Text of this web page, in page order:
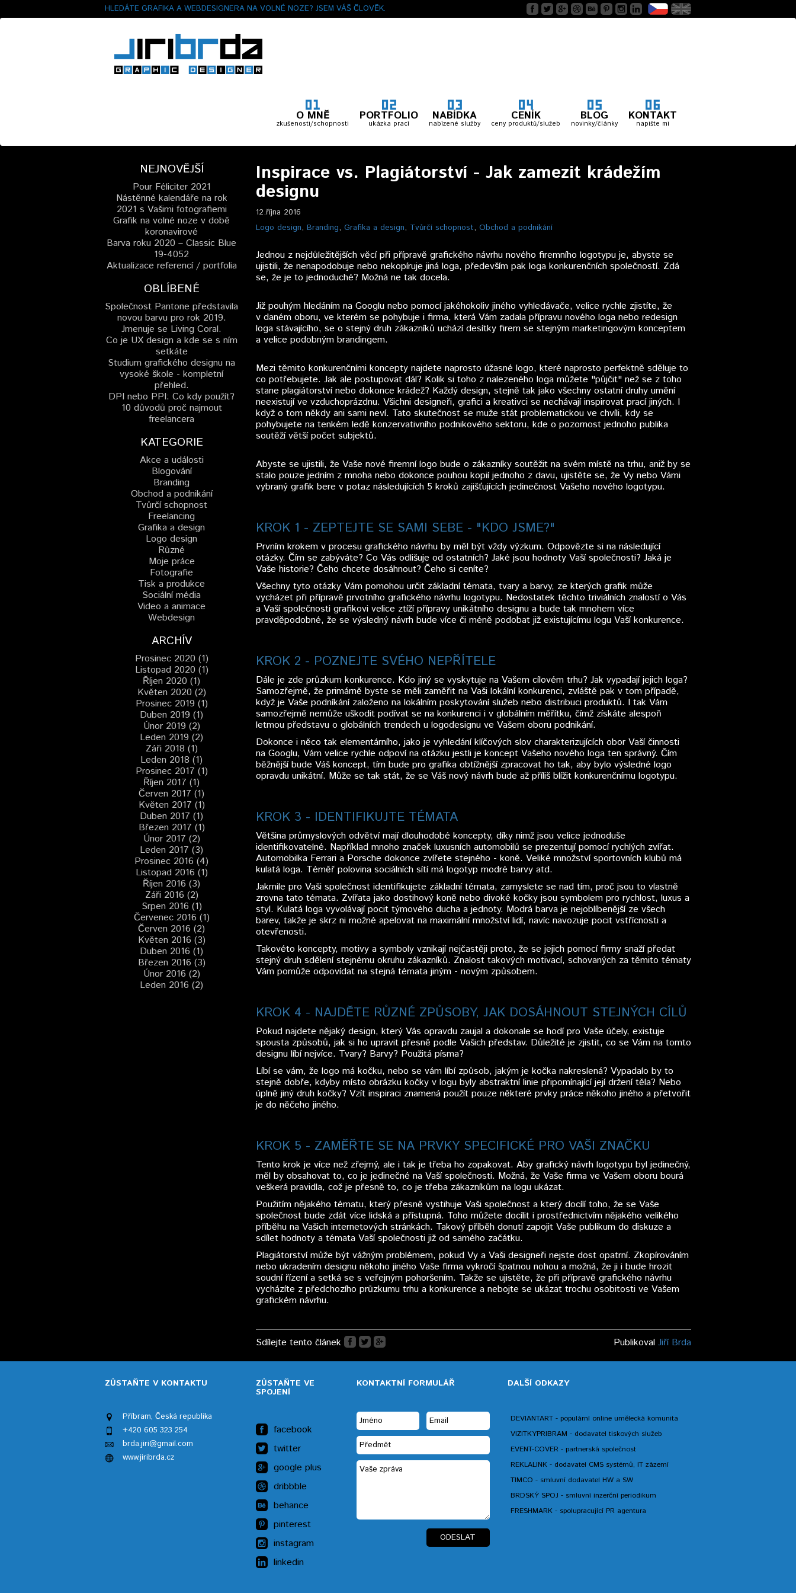
HLEDÁTE GRAFIKA A WEBDESIGNERA NA VOLNÉ NOZE? JSEM VÁŠ ČLOVĚK.
O MNĚ
zkušenosti/schopnosti
PORTFOLIO
ukázka prací
NABÍDKA
nabízené služby
CENÍK
ceny produktů/služeb
BLOG
novinky/články
KONTAKT
napište mi
Inspirace vs. Plagiátorství - Jak zamezit krádežím
designu
12.října 2016
Logo design, Branding, Grafika a design, Tvůrčí schopnost, Obchod a podnikání
Jednou z nejdůležitějších věcí při přípravě grafického návrhu nového firemního logotypu je, abyste se
ujistili, že nenapodobuje nebo nekopíruje jiná loga, především pak loga konkurenčních společností. Zdá
se, že je to jednoduché? Možná ne tak docela.
Již pouhým hledáním na Googlu nebo pomocí jakéhokoliv jiného vyhledávače, velice rychle zjistíte, že
v daném oboru, ve kterém se pohybuje i firma, která Vám zadala přípravu nového loga nebo redesign
loga stávajícího, se o stejný druh zákazníků uchází desítky firem se stejným marketingovým konceptem
a velice podobným brandingem.
Mezi těmito konkurenčními koncepty najdete naprosto úžasné logo, které naprosto perfektně sděluje to
co potřebujete. Jak ale postupovat dál? Kolik si toho z nalezeného loga můžete "půjčit" než se z toho
stane plagiátorství nebo dokonce krádež? Každý design, stejně tak jako všechny ostatní druhy umění
neexistují ve vzduchoprázdnu. Všichni designeři, grafici a kreativci se nechávají inspirovat prací jiných. I
když o tom někdy ani sami neví. Tato skutečnost se muže stát problematickou ve chvíli, kdy se
pohybujete na tenkém ledě konzervativního podnikového sektoru, kde o pozornost jednoho publika
soutěží větší počet subjektů.
Abyste se ujistili, že Vaše nové firemní logo bude o zákazníky soutěžit na svém místě na trhu, aniž by se
stalo pouze jedním z mnoha nebo dokonce pouhou kopií jednoho z davu, ujistěte se, že Vy nebo Vámi
vybraný grafik bere v potaz následujících 5 kroků zajišťujících jedinečnost Vašeho nového logotypu.
KROK 1 - ZEPTEJTE SE SAMI SEBE - "KDO JSME?"
Prvním krokem v procesu grafického návrhu by měl být vždy výzkum. Odpovězte si na následující
otázky. Čím se zabýváte? Co Vás odlišuje od ostatních? Jaké jsou hodnoty Vaší společnosti? Jaká je
Vaše historie? Čeho chcete dosáhnout? Čeho si ceníte?
Všechny tyto otázky Vám pomohou určit základní témata, tvary a barvy, ze kterých grafik může
vycházet při přípravě prvotního grafického návrhu logotypu. Nedostatek těchto triviálních znalostí o Vás
a Vaší společnosti grafikovi velice ztíží přípravy unikátního designu a bude tak mnohem více
pravděpodobné, že se výsledný návrh bude více či méně podobat již existujícímu logu Vaší konkurence.
KROK 2 - POZNEJTE SVÉHO NEPŘÍTELE
Dále je zde průzkum konkurence. Kdo jiný se vyskytuje na Vašem cílovém trhu? Jak vypadají jejich loga?
Samozřejmě, že primárně byste se měli zaměřit na Vaši lokální konkurenci, zvláště pak v tom případě,
když je Vaše podníkání založeno na lokálním poskytování služeb nebo distribuci produktů. I tak Vám
samozřejmě nemůže uškodit podívat se na konkurenci i v globálním měřítku, čímž získáte alespoň
letmou představu o globálních trendech u logodesignu ve Vašem oboru podnikání.
Dokonce i něco tak elementárního, jako je vyhledání klíčových slov charakterizujících obor Vaší činnosti
na Googlu, Vám velice rychle odpoví na otázku jestli je koncept Vašeho nového loga ten správný. Čím
běžnější bude Váš koncept, tím bude pro grafika obtížnější zpracovat ho tak, aby bylo výsledné logo
opravdu unikátní. Může se tak stát, že se Váš nový návrh bude až příliš blížit konkurenčnímu logotypu.
KROK 3 - IDENTIFIKUJTE TÉMATA
Většina průmyslových odvětví mají dlouhodobé koncepty, díky nimž jsou velice jednoduše
identifikovatelné. Například mnoho značek luxusních automobilů se prezentují pomocí rychlých zvířat.
Automobilka Ferrari a Porsche dokonce zvířete stejného - koně. Veliké množství sportovních klubů má
kulatá loga. Téměř polovina sociálních sítí má logotyp modré barvy atd.
Jakmile pro Vaši společnost identifikujete základní témata, zamyslete se nad tím, proč jsou to vlastně
zrovna tato témata. Zvířata jako dostihový koně nebo divoké kočky jsou symbolem pro rychlost, luxus a
styl. Kulatá loga vyvolávají pocit týmového ducha a jednoty. Modrá barva je nejoblíbenější ze všech
barev, takže je skrz ni možné apelovat na maximální množství lidí, navíc navozuje pocit vstřícnosti a
otevřenosti.
Takovéto koncepty, motivy a symboly vznikají nejčastěji proto, že se jejich pomocí firmy snaží předat
stejný druh sdělení stejnému okruhu zákazníků. Znalost takových motivací, schovaných za těmito tématy
Vám pomůže odpovídat na stejná témata jiným - novým způsobem.
KROK 4 - NAJDĚTE RŮZNÉ ZPŮSOBY, JAK DOSÁHNOUT STEJNÝCH CÍLŮ
Pokud najdete nějaký design, který Vás opravdu zaujal a dokonale se hodí pro Vaše účely, existuje
spousta způsobů, jak si ho upravit přesně podle Vašich představ. Důležité je zjistit, co se Vám na tomto
designu líbí nejvíce. Tvary? Barvy? Použitá písma?
Líbí se vám, že logo má kočku, nebo se vám líbí způsob, jakým je kočka nakreslená? Vypadalo by to
stejně dobře, kdyby místo obrázku kočky v logu byly abstraktní linie připomínající její držení těla? Nebo
úplně jiný druh kočky? Vzít inspiraci znamená použít pouze některé prvky práce někoho jiného a přetvořit
je do něčeho jiného.
KROK 5 - ZAMĚŘTE SE NA PRVKY SPECIFICKÉ PRO VAŠI ZNAČKU
Tento krok je více než zřejmý, ale i tak je třeba ho zopakovat. Aby grafický návrh logotypu byl jedinečný,
měl by obsahovat to, co je jedinečné na Vaší společnosti. Možná, že Vaše firma ve Vašem oboru bourá
veškerá pravidla, což je přesně to, co je třeba zákazníkům na logu ukázat.
Použitím nějakého tématu, který přesně vystihuje Vaši společnost a který docílí toho, že se Vaše
společnost bude zdát více lidská a přístupná. Toho můžete docílit i prostřednictvím nějakého velikého
příběhu na Vašich internetových stránkách. Takový příběh donutí zapojit Vaše publikum do diskuze a
sdílet hodnoty a témata Vaší společnosti již od samého začátku.
Plagiátorství může být vážným problémem, pokud Vy a Vaši designeři nejste dost opatrní. Zkopírováním
nebo ukradením designu někoho jiného Vaše firma vykročí špatnou nohou a možná, že ji i bude hrozit
soudní řízení a setká se s veřejným pohoršením. Takže se ujistěte, že při přípravě grafického návrhu
vycházíte z předchozího průzkumu trhu a konkurence a nebojte se ukázat trochu osobitosti ve Vašem
grafickém návrhu.
Sdílejte tento článek Publikoval Jiří Brda
NEJNOVĚJŠÍ
Pour Féliciter 2021
Nástěnné kalendáře na rok
2021 s Vašimi fotografiemi
Grafik na volné noze v době
koronavirové
Barva roku 2020 – Classic Blue
19-4052
Aktualizace referencí / portfolia
OBLÍBENÉ
Společnost Pantone představila
novou barvu pro rok 2019.
Jmenuje se Living Coral.
Co je UX design a kde se s ním
setkáte
Studium grafického designu na
vysoké škole - kompletní
přehled.
DPI nebo PPI: Co kdy použít?
10 důvodů proč najmout
freelancera
KATEGORIE
Akce a události
Blogování
Branding
Obchod a podnikání
Tvůrčí schopnost
Freelancing
Grafika a design
Logo design
Různé
Moje práce
Fotografie
Tisk a produkce
Sociální média
Video a animace
Webdesign
ARCHÍV
Prosinec 2020 (1)
Listopad 2020 (1)
Říjen 2020 (1)
Květen 2020 (2)
Prosinec 2019 (1)
Duben 2019 (1)
Únor 2019 (2)
Leden 2019 (2)
Záři 2018 (1)
Leden 2018 (1)
Prosinec 2017 (1)
Říjen 2017 (1)
Červen 2017 (1)
Květen 2017 (1)
Duben 2017 (1)
Březen 2017 (1)
Únor 2017 (2)
Leden 2017 (3)
Prosinec 2016 (4)
Listopad 2016 (1)
Říjen 2016 (3)
Záři 2016 (2)
Srpen 2016 (1)
Červenec 2016 (1)
Červen 2016 (2)
Květen 2016 (3)
Duben 2016 (1)
Březen 2016 (3)
Únor 2016 (2)
Leden 2016 (2)
ZŮSTAŇTE V KONTAKTU
Příbram, Česká republika
+420 605 323 254
brda.jiri@gmail.com
www.jiribrda.cz
ZŮSTAŇTE VE
SPOJENÍ
facebook
twitter
google plus
dribbble
behance
pinterest
instagram
linkedin
KONTAKTNÍ FORMULÁŘ DALŠÍ ODKAZY
DEVIANTART - populární online umělecká komunita
VIZITKYPRIBRAM - dodavatel tiskových služeb
EVENT-COVER - partnerská společnost
REKLALINK - dodavatel CMS systémů, IT zázemí
TIMCO - smluvní dodavatel HW a SW
BRDSKÝ SPOJ - smluvní inzerční periodikum
FRESHMARK - spolupracující PR agentura